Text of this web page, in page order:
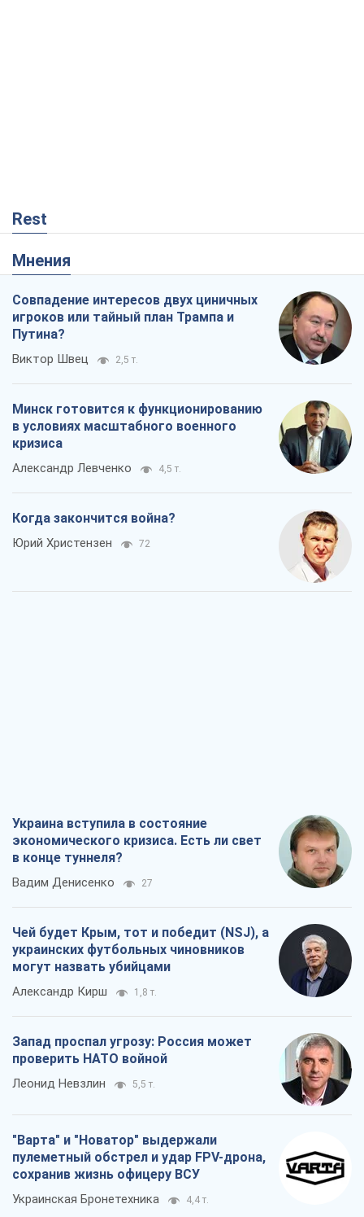
Rest
Мнения
Совпадение интересов двух циничных
игроков или тайный план Трампа и
Путина?
Виктор Швец 2,5 т.
Минск готовится к функционированию
в условиях масштабного военного
кризиса
Александр Левченко 4,5 т.
Когда закончится война?
Юрий Христензен 72
Украина вступила в состояние
экономического кризиса. Есть ли свет
в конце туннеля?
Вадим Денисенко 27
Чей будет Крым, тот и победит (NSJ), а
украинских футбольных чиновников
могут назвать убийцами
Александр Кирш 1,8 т.
Запад проспал угрозу: Россия может
проверить НАТО войной
Леонид Невзлин 5,5 т.
"Варта" и "Новатор" выдержали
пулеметный обстрел и удар FPV-дрона,
сохранив жизнь офицеру ВСУ
Украинская Бронетехника 4,4 т.